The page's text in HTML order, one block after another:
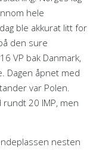
hele
ble akkurat litt for
den sure
VP bak Danmark,
Dagen åpnet med
var Polen.
20 IMP, men
nesten